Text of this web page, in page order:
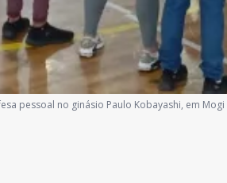
pessoal no ginásio Paulo Kobayashi, em